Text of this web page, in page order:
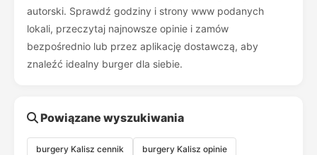
autorski. Sprawdź godziny i strony www podanych
lokali, przeczytaj najnowsze opinie i zamów
bezpośrednio lub przez aplikację dostawczą, aby
znaleźć idealny burger dla siebie.
Powiązane wyszukiwania
burgery Kalisz cennik burgery Kalisz opinie